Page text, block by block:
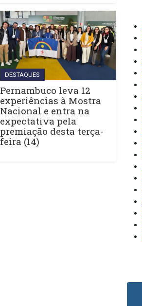
DESTAQUES
Pernambuco leva 12
experiências à Mostra
Nacional e entra na
expectativa pela
premiação desta terça-
feira (14)